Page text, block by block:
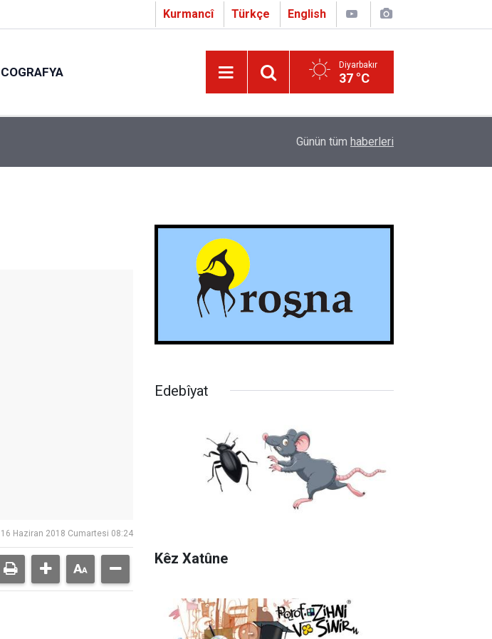
Kurmancî Türkçe English
COGRAFYA Diyarbakır
37 °C
Çapo 3. o Hîrakerde yê Ferhengê Zazakî-Tirkî
Günün tüm haberleri
16 Haziran 2018 Cumartesi 08:24
Edebîyat
Kêz Xatûne